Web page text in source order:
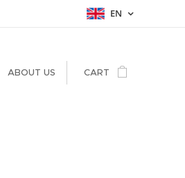
EN
ABOUT US CART